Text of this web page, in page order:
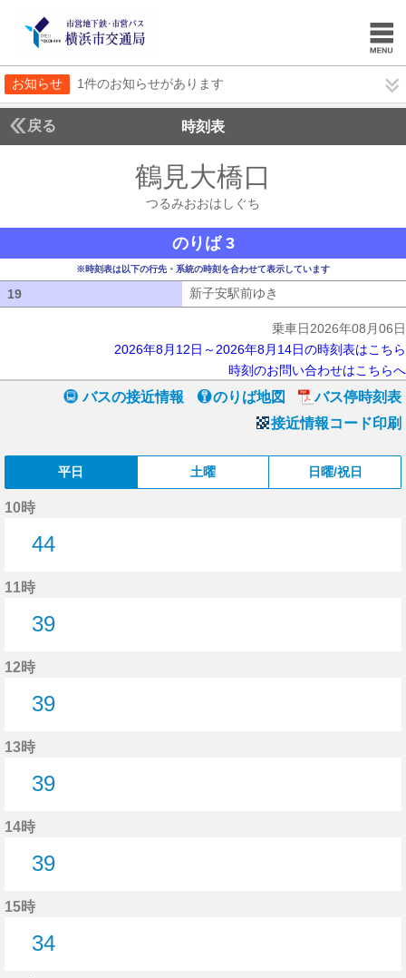
お知らせ 1件のお知らせがあります
戻る 時刻表
鶴見大橋口
つるみおおはしぐち
のりば 3
※時刻表は以下の行先・系統の時刻を合わせて表示しています
19 新子安駅前ゆき
乗車日2026年08月06日
2026年8月12日～2026年8月14日の時刻表はこちら
時刻のお問い合わせはこちらへ
バスの接近情報 のりば地図
バス停時刻表
接近情報コード印刷
平日 土曜 日曜/祝日
10時
44
11時
39
12時
39
13時
39
14時
39
15時
34